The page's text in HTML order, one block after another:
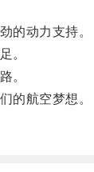
的动力支持。
。
。
的航空梦想。